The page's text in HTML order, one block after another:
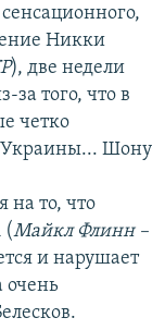
Никки
), две недели
того, что в
четко
Шону
на то, что
(Майкл Флинн –
и нарушает
очень